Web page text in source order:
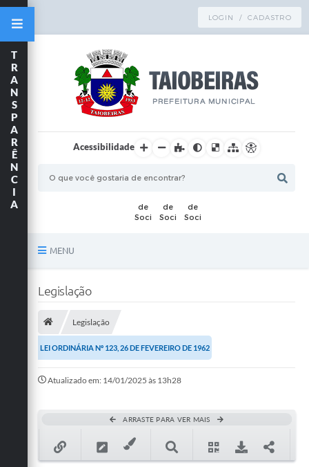
LOGIN / CADASTRO
Acessibilidade
MENU
Publicações
A Prefeitura
Ouvidoria
T
R
A
N
S
P
A
R
Ê
N
C
I
A
Legislação
Legislação
LEI ORDINÁRIA Nº 123, 26 DE FEVEREIRO DE 1962
Atualizado em: 14/01/2025 às 13h28
ARRASTE PARA VER MAIS